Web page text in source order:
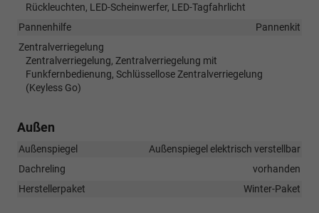
Rückleuchten, LED-Scheinwerfer, LED-Tagfahrlicht
Pannenhilfe
Pannenkit
Zentralverriegelung
Zentralverriegelung, Zentralverriegelung mit
Funkfernbedienung, Schlüssellose Zentralverriegelung
(Keyless Go)
Außen
Außenspiegel
Außenspiegel elektrisch verstellbar
Dachreling
vorhanden
Herstellerpaket
Winter-Paket